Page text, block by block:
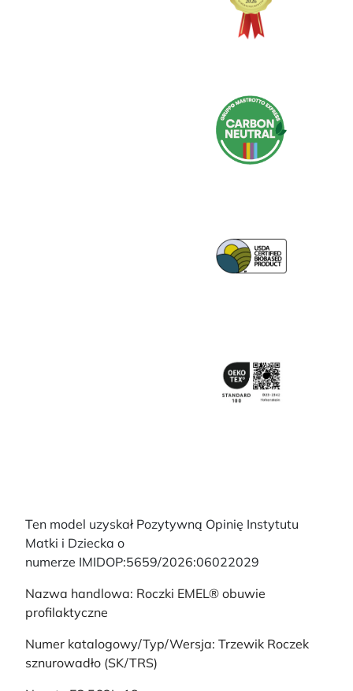
Ten model uzyskał Pozytywną Opinię Instytutu
Matki i Dziecka o
numerze IMIDOP:5659/2026:06022029
Nazwa handlowa: Roczki EMEL® obuwie
profilaktyczne
Numer katalogowy/Typ/Wersja: Trzewik Roczek
sznurowadło (SK/TRS)